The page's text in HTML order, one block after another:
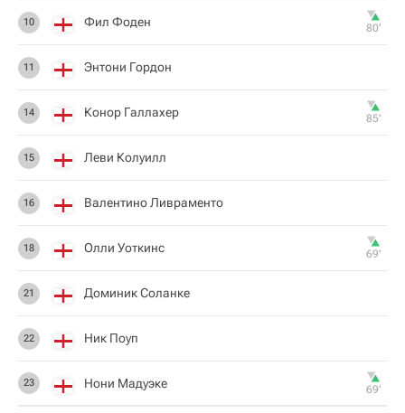
10 Фил Фоден 80‎’‎
11 Энтони Гордон
14 Конор Галлахер 85‎’‎
15 Леви Колуилл
16 Валентино Ливраменто
18 Олли Уоткинс 69‎’‎
21 Доминик Соланке
22 Ник Поуп
23 Нони Мадуэке 69‎’‎